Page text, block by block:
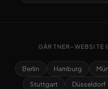
GÄRTNER-WEBSITE
Berlin Hamburg
Stuttgart
Düsseldorf